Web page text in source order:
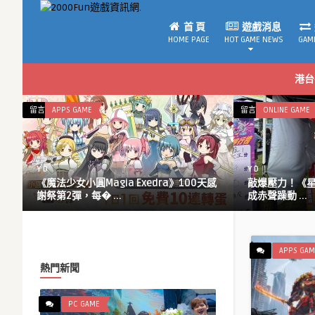
首 頁
HOME PAGE
遊戲消息
HOT GAME NEWS
港
在
〈《魔
法
少
女
小
圓
天
感
謝
祭
留言功能已關閉
APPS GAME
Y D
《魔法少女小圓Magia Exedra》100天感
謝祭第2彈，每� ...
在
〈敲
爆
壓
力！
《星
城
馬
大
槌
機
留言功能已關閉
ONLINE GAME
Y D
敲爆壓力！《
成赤聲躁動 ...
熱門新聞
PC GAME
APPS